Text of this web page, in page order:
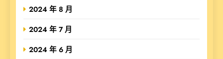
2024 年 8 月
2024 年 7 月
2024 年 6 月